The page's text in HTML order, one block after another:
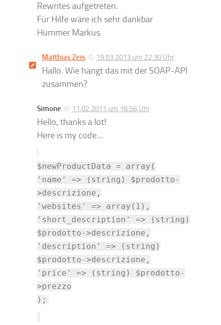
Rewrites aufgetreten.
Für Hilfe wäre ich sehr dankbar
Hümmer Markus
Matthias Zeis 19.03.2013 um 22:30 Uhr
Hallo. Wie hängt das mit der SOAP-API
zusammen?
Simone 11.02.2011 um 16:56 Uhr
Hello, thanks a lot!
Here is my code…
$newProductData = array(
'name' => (string) $prodotto-
>descrizione,
'websites' => array(1),
'short_description' => (string)
$prodotto->descrizione,
'description' => (string)
$prodotto->descrizione,
'price' => (string) $prodotto-
>prezzo
);